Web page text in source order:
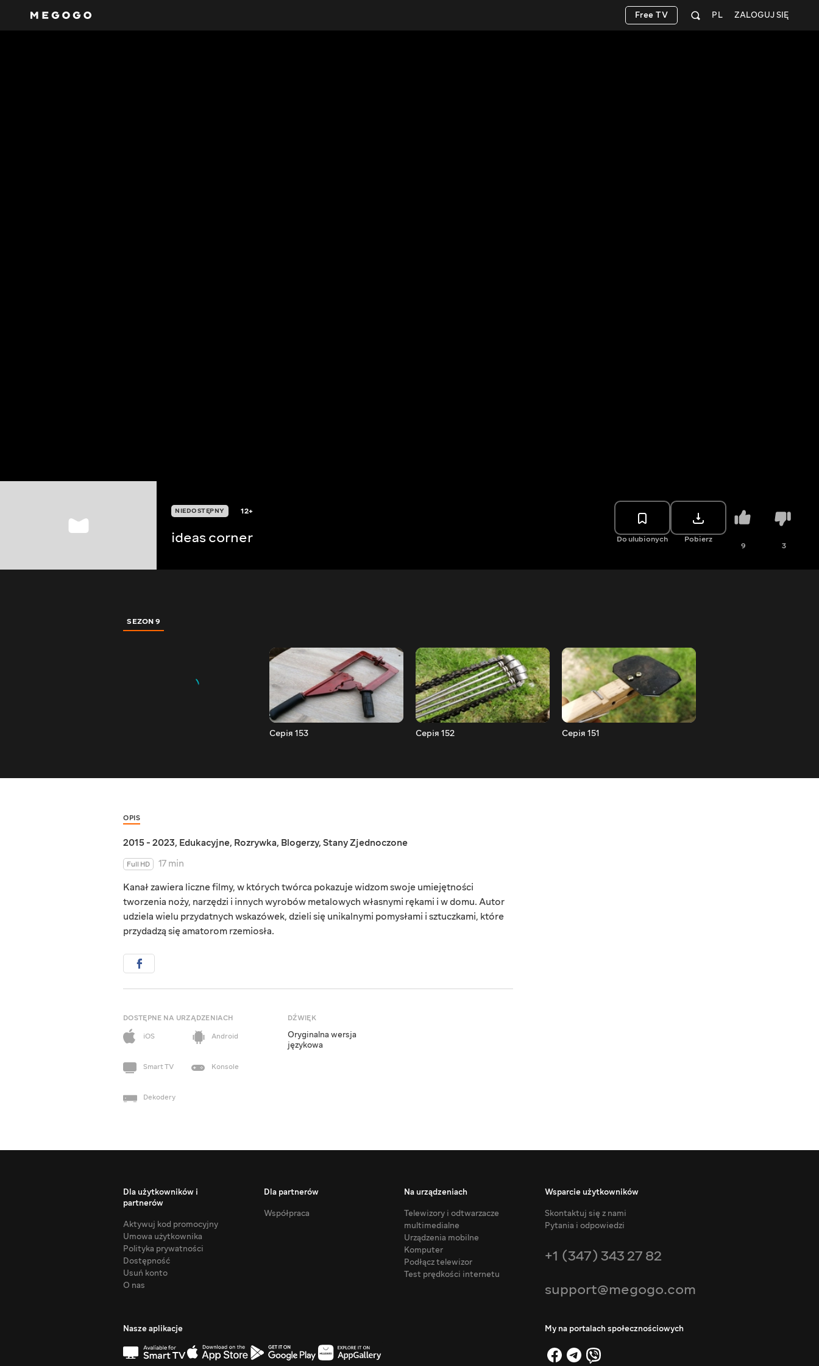
ZALOGUJ SIĘ
PL
Free TV
NIEDOSTĘPNY 12+
ideas corner Do ulubionych Pobierz
9 3
SEZON 9
Серія 153 Серія 152 Серія 151
OPIS
2015 - 2023, Edukacyjne, Rozrywka, Blogerzy, Stany Zjednoczone
Full HD
17 min
Kanał zawiera liczne filmy, w których twórca pokazuje widzom swoje umiejętności
tworzenia noży, narzędzi i innych wyrobów metalowych własnymi rękami i w domu. Autor
udziela wielu przydatnych wskazówek, dzieli się unikalnymi pomysłami i sztuczkami, które
przydadzą się amatorom rzemiosła.
DOSTĘPNE NA URZĄDZENIACH
iOS
Android
Smart TV Konsole
Dekodery
DŹWIĘK
Oryginalna wersja
językowa
Dla użytkowników i
partnerów
Aktywuj kod promocyjny
Umowa użytkownika
Polityka prywatności
Dostępność
Usuń konto
O nas
Dla partnerów
Współpraca
Na urządzeniach
Telewizory i odtwarzacze
multimedialne
Urządzenia mobilne
Komputer
Podłącz telewizor
Test prędkości internetu
Wsparcie użytkowników
Skontaktuj się z nami
Pytania i odpowiedzi
+1 (347) 343 27 82
support@megogo.com
Nasze aplikacje My na portalach społecznościowych